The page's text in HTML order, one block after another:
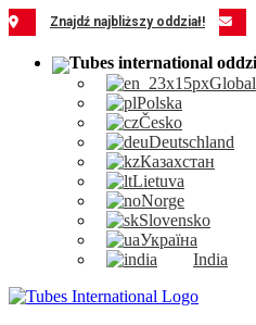
Przejdź
do
zawartości
Znajdź najbliższy oddział!
Global
Polska
Česko
Deutschland
Казахстан
Lietuva
Norge
Slovensko
Україна
India